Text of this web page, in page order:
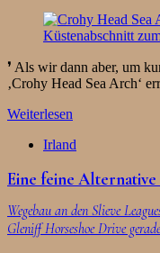
❜ Als wir dann aber, um
‚Crohy Head Sea Arch‘
Weiterlesen
Irland
Eine feine Alternative
Wegebau an den Slieve
Gleniff Horseshoe Drive